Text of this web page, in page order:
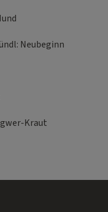
Neubeginn
Kraut